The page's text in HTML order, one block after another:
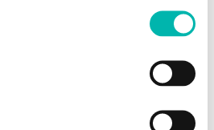
restauration d’un microbiome